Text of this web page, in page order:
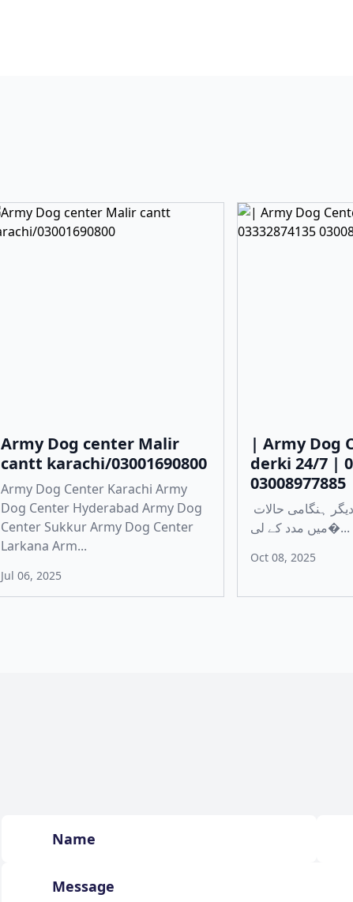
Army Dog center Malir
cantt karachi/03001690800
Army Dog Center Karachi Army
Dog Center Hyderabad Army Dog
Center Sukkur Army Dog Center
Larkana Arm...
Jul 06, 2025
| Army Dog
derki 24/7 |
03008977885
میں مدد کے لی�...
Oct 08, 2025